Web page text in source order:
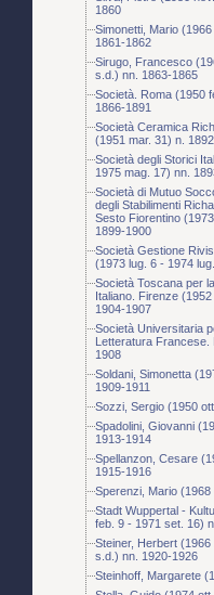
1860
Simonetti, Mario
1861-1862
Sirugo, Francesco
s.d.) nn. 1863-1865
Società. Roma (1950
1866-1891
Società Ceramica
(1951 mar. 31) n. 1892
Società degli Storici
1975 mag. 17) nn.
Società di Mutuo
degli Stabilimenti
Sesto Fiorentino
1899-1900
Società Gestione
(1973 lug. 6 - 1974
Società Toscana per
Italiano. Firenze
1904-1907
Società Universitaria
Letteratura Francese.
1908
Soldani, Simonetta
1909-1911
Sozzi, Sergio (1950
Spadolini, Giovanni
1913-1914
Spellanzon, Cesare
1915-1916
Sperenzi, Mario
Stadt Wuppertal -
feb. 9 - 1971 set. 16)
Steiner, Herbert
s.d.) nn. 1920-1926
Steinhoff, Margarete